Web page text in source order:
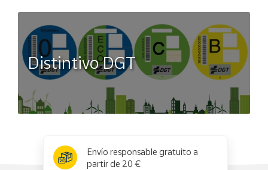
Distintivo DGT
Envío responsable gratuito a
partir de 20 €